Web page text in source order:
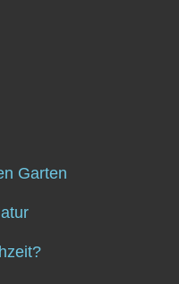
Garten